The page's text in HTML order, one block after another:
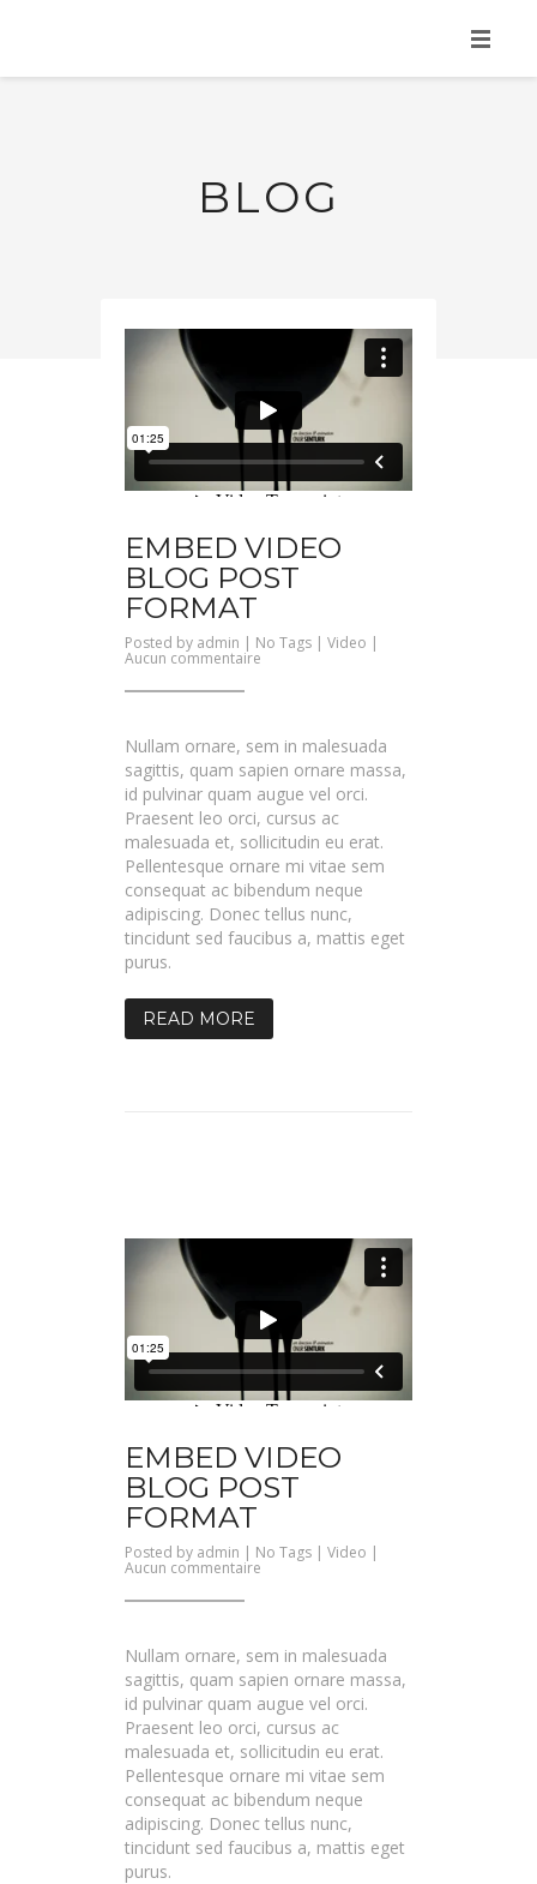
BLOG
EMBED VIDEO
BLOG POST
FORMAT
Posted by admin | No Tags | Video |
Aucun commentaire
Nullam ornare, sem in malesuada
sagittis, quam sapien ornare massa,
id pulvinar quam augue vel orci.
Praesent leo orci, cursus ac
malesuada et, sollicitudin eu erat.
Pellentesque ornare mi vitae sem
consequat ac bibendum neque
adipiscing. Donec tellus nunc,
tincidunt sed faucibus a, mattis eget
purus.
READ MORE
EMBED VIDEO
BLOG POST
FORMAT
Posted by admin | No Tags | Video |
Aucun commentaire
Nullam ornare, sem in malesuada
sagittis, quam sapien ornare massa,
id pulvinar quam augue vel orci.
Praesent leo orci, cursus ac
malesuada et, sollicitudin eu erat.
Pellentesque ornare mi vitae sem
consequat ac bibendum neque
adipiscing. Donec tellus nunc,
tincidunt sed faucibus a, mattis eget
purus.